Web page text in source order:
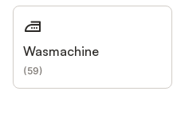
Wasmachine
(59)